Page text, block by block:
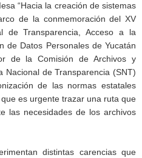
“Hacia la creación de sistemas
de la conmemoración del XV
de Transparencia, Acceso a la
de Datos Personales de Yucatán
de la Comisión de Archivos y
Nacional de Transparencia (SNT)
de las normas estatales
es urgente trazar una ruta que
las necesidades de los archivos
distintas carencias que